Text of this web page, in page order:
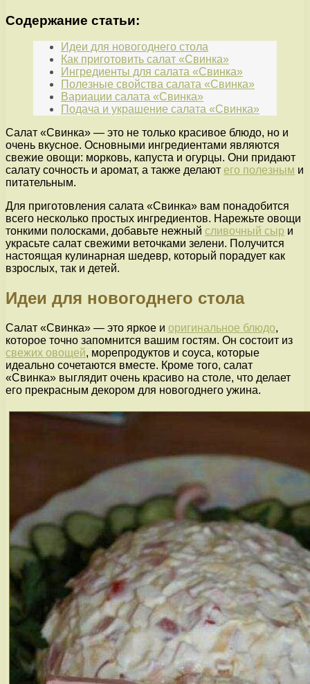
Содержание статьи:
Идеи для новогоднего стола
Как приготовить салат «Свинка»
Ингредиенты для салата «Свинка»
Полезные свойства салата «Свинка»
Вариации салата «Свинка»
Подача и украшение салата «Свинка»
Салат «Свинка» — это не только красивое блюдо, но и
очень вкусное. Основными ингредиентами являются
свежие овощи: морковь, капуста и огурцы. Они придают
салату сочность и аромат, а также делают его полезным и
питательным.
Для приготовления салата «Свинка» вам понадобится
всего несколько простых ингредиентов. Нарежьте овощи
тонкими полосками, добавьте нежный сливочный сыр и
украсьте салат свежими веточками зелени. Получится
настоящая кулинарная шедевр, который порадует как
взрослых, так и детей.
Идеи для новогоднего стола
Салат «Свинка» — это яркое и оригинальное блюдо,
которое точно запомнится вашим гостям. Он состоит из
свежих овощей, морепродуктов и соуса, которые
идеально сочетаются вместе. Кроме того, салат
«Свинка» выглядит очень красиво на столе, что делает
его прекрасным декором для новогоднего ужина.